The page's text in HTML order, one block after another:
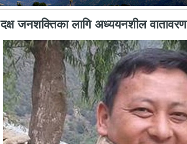
दक्ष जनशक्तिका लागि अध्ययनशील वातावरण